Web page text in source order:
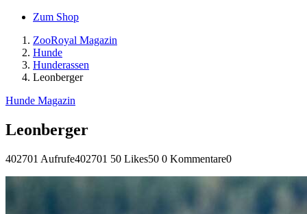
Zum Shop
ZooRoyal Magazin
Hunde
Hunderassen
Leonberger
Hunde Magazin
Leonberger
402701 Aufrufe402701 50 Likes50 0 Kommentare0